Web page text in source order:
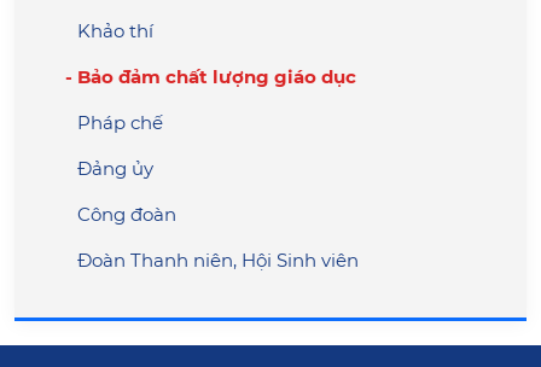
Khảo thí
Bảo đảm chất lượng giáo dục
Pháp chế
Đảng ủy
Công đoàn
Đoàn Thanh niên, Hội Sinh viên